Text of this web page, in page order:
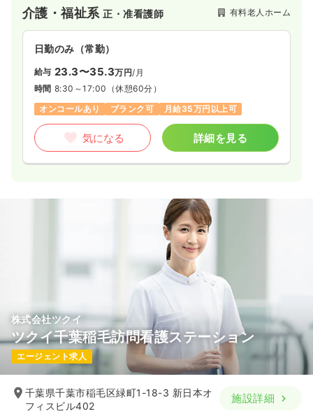
介護・福祉系正・准看護師 有料老人ホーム
日勤のみ（常勤）
給与 23.3〜35.3万円/月
時間 8:30～17:00 （休憩60分）
オンコールあり
ブランク可 月給35万円以上可
気になる 詳細を見る
株式会社ツクイ
ツクイ千葉稲毛訪問看護ステーション
エージェント求人
千葉県千葉市稲毛区緑町1-18-3 新日本オ
フィスビル402
施設詳細